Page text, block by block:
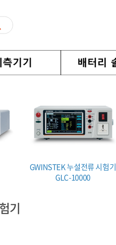
GWINSTEK 누설전류 시험기
GLC-10000
기